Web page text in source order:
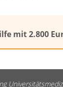
mit 2.800